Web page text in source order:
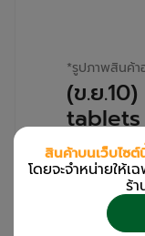
*รูปภาพสินค้า
(ข.ย
Pink)
สำหรับลูกค้
พยาบาล
สินค้าบนเว็บไซต์
โดยจะจำหน่ายให้
ร้